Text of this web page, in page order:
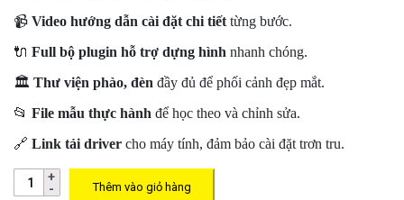
📹 Video hướng dẫn cài đặt chi tiết từng bước.
🔌 Full bộ plugin hỗ trợ dựng hình nhanh chóng.
🏛️ Thư viện phào, đèn đầy đủ để phối cảnh đẹp mắt.
📂 File mẫu thực hành để học theo và chỉnh sửa.
🔗 Link tải driver cho máy tính, đảm bảo cài đặt trơn tru.
Thêm vào giỏ hàng